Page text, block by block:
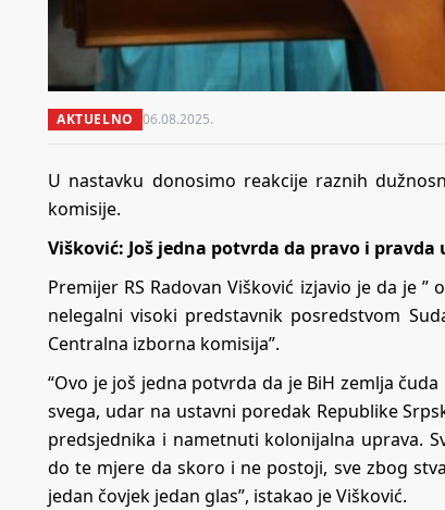
AKTUELNO 06.08.2025.
U nastavku donosimo reakcije raznih
komisije.
Višković: Još jedna potvrda da pravo i pravda
Premijer RS Radovan Višković izjavio je da je
nelegalni visoki predstavnik posredstvom
Centralna izborna komisija”.
“Ovo je još jedna potvrda da je BiH zemlja
svega, udar na ustavni poredak Republike
predsjednika i nametnuti kolonijalna uprava.
do te mjere da skoro i ne postoji, sve zbog
jedan čovjek jedan glas”, istakao je Višković.